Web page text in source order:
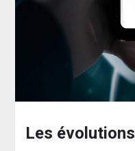
Les